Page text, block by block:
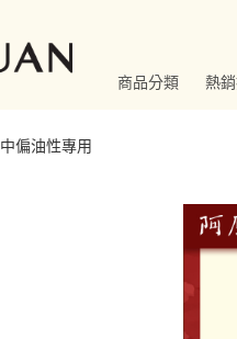
商品分類 熱
中偏油性專用